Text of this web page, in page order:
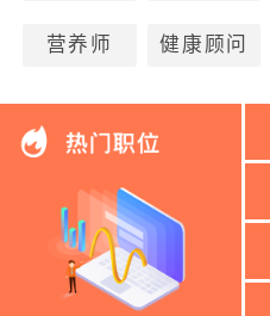
营养师 健康顾问